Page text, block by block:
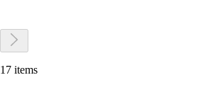
17 items